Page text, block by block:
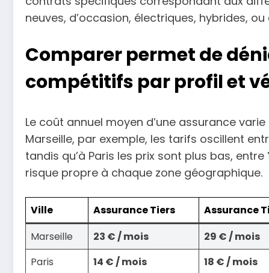
neuves, d’occasion, électriques, hybrides,
Comparer permet de
compétitifs par profil et
Le coût annuel moyen d’une assurance
Marseille, par exemple, les tarifs oscillent
tandis qu’à Paris les prix sont plus bas, entre
risque propre à chaque zone géographique.
Ville Assurance Tiers Assurance
Marseille
23 € / mois 29 € / mois
Paris
14 € / mois 18 € / mois